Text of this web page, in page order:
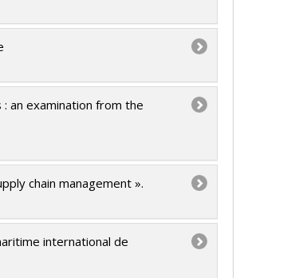
an examination from the
chain management ».
international de